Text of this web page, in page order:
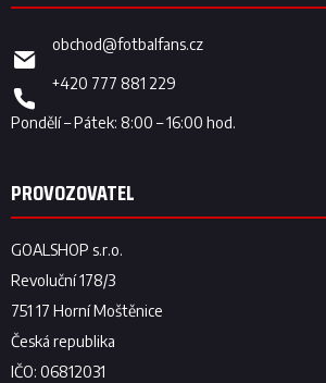
obchod@fotbalfans.cz
+420 777 881 229